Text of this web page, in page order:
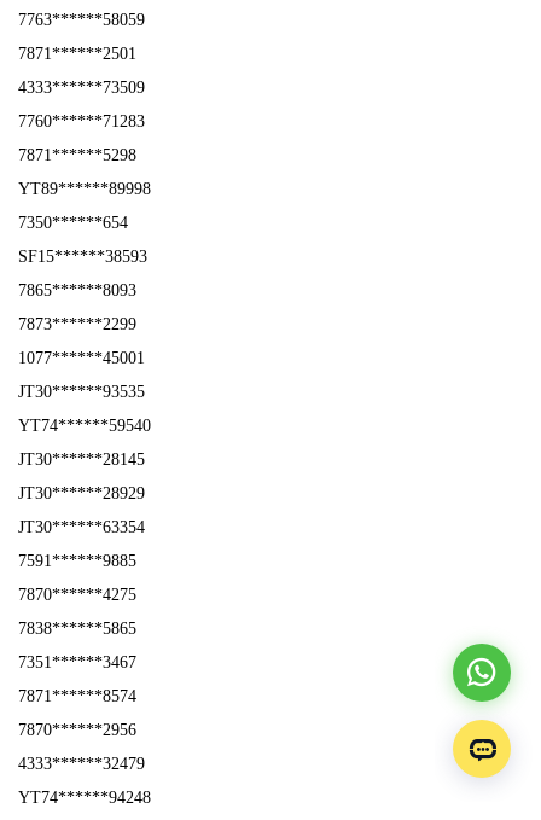
7763******58059
7871******2501
4333******73509
7760******71283
7871******5298
YT89******89998
7350******654
SF15******38593
7865******8093
7873******2299
1077******45001
JT30******93535
YT74******59540
JT30******28145
JT30******28929
JT30******63354
7591******9885
7870******4275
7838******5865
7351******3467
7871******8574
7870******2956
4333******32479
YT74******94248